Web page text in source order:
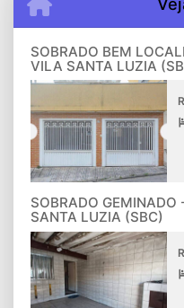
SOBRADO BEM
VILA SANTA LUZIA
SOBRADO
SANTA LUZIA (SBC)